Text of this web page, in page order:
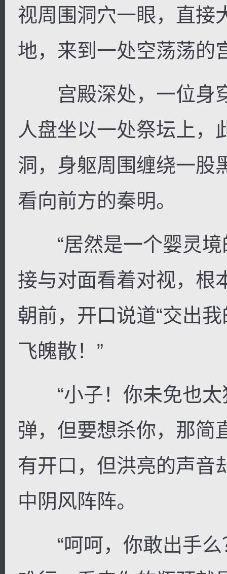
视周围洞穴一眼，直接
地，来到一处空荡荡的
宫殿深处，一位身
人盘坐以一处祭坛上，
洞，身躯周围缠绕一股
看向前方的秦明。
“居然是一个婴灵境
接与对面看着对视，根
朝前，开口说道“交出
飞魄散！”
“小子！你未免也太
弹，但要想杀你，那简
有开口，但洪亮的声音
中阴风阵阵。
“呵呵，你敢出手么